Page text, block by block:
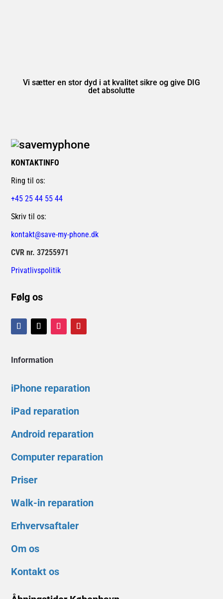
Vi sætter en stor dyd i at kvalitet sikre og give DIG
det absolutte
KONTAKTINFO
Ring til os:
+45 25 44 55 44
Skriv til os:
kontakt@save-my-phone.dk
CVR nr. 37255971
Privatlivspolitik
Følg os
Information
iPhone reparation
iPad reparation
Android reparation
Computer reparation
Priser
Walk-in reparation
Erhvervsaftaler
Om os
Kontakt os